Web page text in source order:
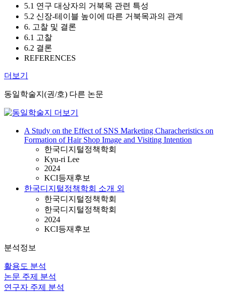
5.1 연구 대상자의 거북목 관련 특성
5.2 신장-테이블 높이에 따른 거북목과의 관계
6. 고찰 및 결론
6.1 고찰
6.2 결론
REFERENCES
더보기
동일학술지(권/호) 다른 논문
A Study on the Effect of SNS Marketing Characheristics on
Formation of Hair Shop Image and Visiting Intention
한국디지털정책학회
Kyu-ri Lee
2024
KCI등재후보
한국디지털정책학회 소개 외
한국디지털정책학회
한국디지털정책학회
2024
KCI등재후보
분석정보
활용도 분석
논문 주제 분석
연구자 주제 분석